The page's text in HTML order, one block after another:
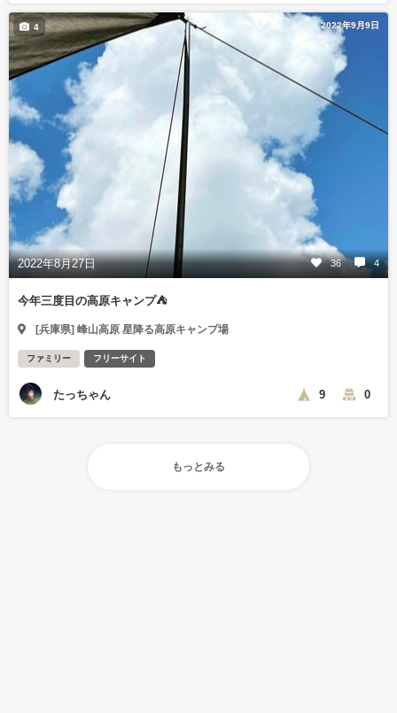
2022年9月9日
2022年8月27日 36 4
4
今年三度目の高原キャンプ⛺️
[兵庫県] 峰山高原 星降る高原キャンプ場
ファミリー フリーサイト
たっちゃん 9 0
もっとみる